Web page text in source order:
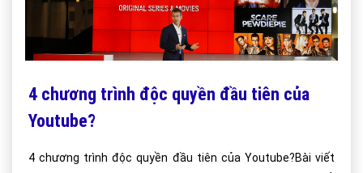
4 chương trình độc quyền đầu tiên của
Youtube?
4 chương trình độc quyền đầu tiên của Youtube?Bài viết